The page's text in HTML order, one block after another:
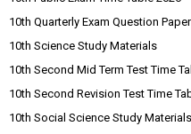
10th Quarterly Exam Question
10th Science Study Materials
10th Second Mid Term Test Time
10th Second Revision Test Time
10th Social Science Study Materials